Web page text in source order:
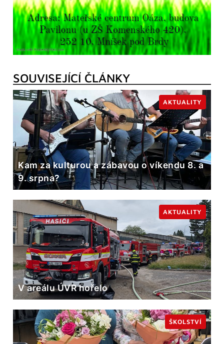
SOUVISEJÍCÍ ČLÁNKY
Kam za kulturou a zábavou o víkendu 8. a
9. srpna?
AKTUALITY
V areálu ÚVR hořelo
AKTUALITY
ŠKOLSTVÍ